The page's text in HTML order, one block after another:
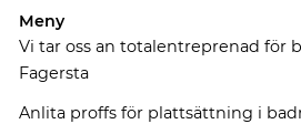
Meny
Vi tar oss an totalentreprenad för
Fagersta
Anlita proffs för plattsättning i